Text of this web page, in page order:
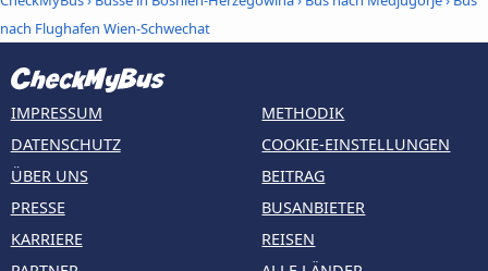
nach Flughafen Wien-Schwechat
IMPRESSUM
DATENSCHUTZ
ÜBER UNS
PRESSE
KARRIERE
METHODIK
COOKIE-EINSTELLUNGEN
BEITRAG
BUSANBIETER
REISEN